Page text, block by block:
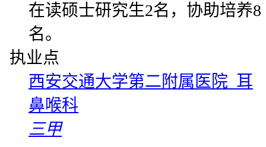
在读硕士研究生2名，协助培养8
名。
执业点
西安交通大学第二附属医院 耳
鼻喉科
三甲